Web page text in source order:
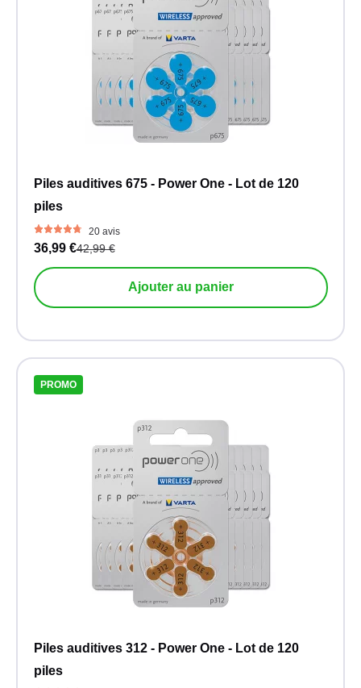
Piles auditives 675 - Power One - Lot de 120
piles
20 avis
36,99 €42,99 €
Ajouter au panier
PROMO
Piles auditives 312 - Power One - Lot de 120
piles